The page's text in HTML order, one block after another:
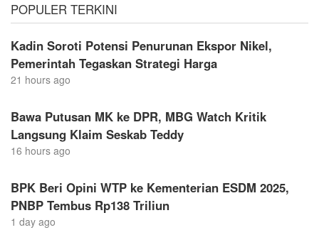
POPULER TERKINI
Kadin Soroti Potensi Penurunan Ekspor Nikel,
Pemerintah Tegaskan Strategi Harga
21 hours ago
Bawa Putusan MK ke DPR, MBG Watch Kritik
Langsung Klaim Seskab Teddy
16 hours ago
BPK Beri Opini WTP ke Kementerian ESDM 2025,
PNBP Tembus Rp138 Triliun
1 day ago